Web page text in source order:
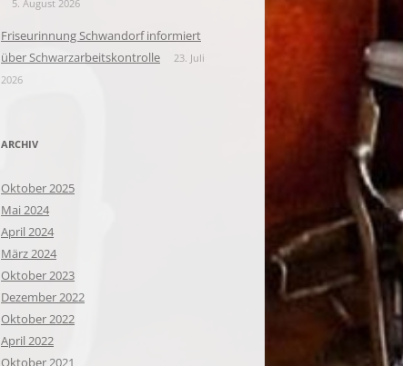
5. August 2026
Friseurinnung Schwandorf informiert
über Schwarzarbeitskontrolle
23. Juli
2026
ARCHIV
Oktober 2025
Mai 2024
April 2024
März 2024
Oktober 2023
Dezember 2022
Oktober 2022
April 2022
Oktober 2021